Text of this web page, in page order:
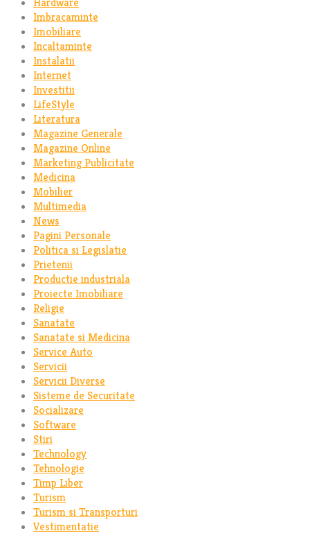
Imbracaminte
Imobiliare
Incaltaminte
Instalatii
Internet
Investitii
LifeStyle
Literatura
Magazine Generale
Magazine Online
Marketing Publicitate
Medicina
Mobilier
Multimedia
News
Pagini Personale
Politica si Legislatie
Prietenii
Productie industriala
Proiecte Imobiliare
Religie
Sanatate
Sanatate si Medicina
Service Auto
Servicii
Servicii Diverse
Sisteme de Securitate
Socializare
Software
Stiri
Technology
Tehnologie
Timp Liber
Turism
Turism si Transporturi
Vestimentatie